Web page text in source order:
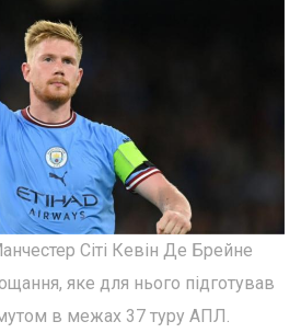
Сіті Кевін Де Брейне
яке для нього підготував
в межах 37 туру АПЛ.